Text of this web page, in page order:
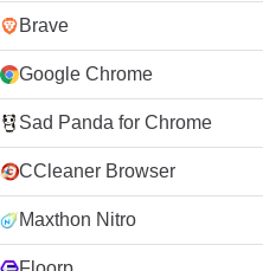
Brave
Google Chrome
Sad Panda for Chrome
CCleaner Browser
Maxthon Nitro